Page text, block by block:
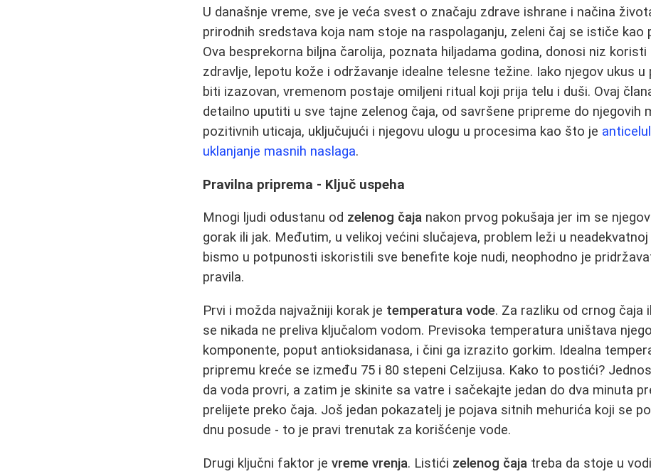
U današnje vreme, sve je veća svest o značaju zdrave ishrane i načina
prirodnih sredstava koja nam stoje na raspolaganju, zeleni čaj se ističe kao
Ova besprekorna biljna čarolija, poznata hiljadama godina, donosi niz koristi
zdravlje, lepotu kože i održavanje idealne telesne težine. Iako njegov ukus
biti izazovan, vremenom postaje omiljeni ritual koji prija telu i duši. Ovaj
detailno uputiti u sve tajne zelenog čaja, od savršene pripreme do njegovih
pozitivnih uticaja, uključujući i njegovu ulogu u procesima kao što je
uklanjanje masnih naslaga.
Pravilna priprema - Ključ uspeha
Mnogi ljudi odustanu od zelenog čaja nakon prvog pokušaja jer im se
gorak ili jak. Međutim, u velikoj većini slučajeva, problem leži u
bismo u potpunosti iskoristili sve benefite koje nudi, neophodno je
pravila.
Prvi i možda najvažniji korak je temperatura vode. Za razliku od crnog čaja
se nikada ne preliva ključalom vodom. Previsoka temperatura uništava
komponente, poput antioksidanasa, i čini ga izrazito gorkim. Idealna
pripremu kreće se između 75 i 80 stepeni Celzijusa. Kako to postići?
da voda provri, a zatim je skinite sa vatre i sačekajte jedan do dva minuta
prelijete preko čaja. Još jedan pokazatelj je pojava sitnih mehurića koji se
dnu posude - to je pravi trenutak za korišćenje vode.
Drugi ključni faktor jevreme vrenja. Listići zelenog čaja treba da stoje u